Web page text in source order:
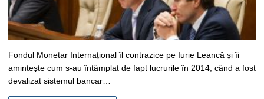
Fondul Monetar Internațional îl contrazice pe Iurie Leancă și îi
amintește cum s-au întâmplat de fapt lucrurile în 2014, când a fost
devalizat sistemul bancar…